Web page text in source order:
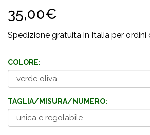
35,00€
Spedizione gratuita in Italia per
COLORE:
TAGLIA/MISURA/NUMERO: